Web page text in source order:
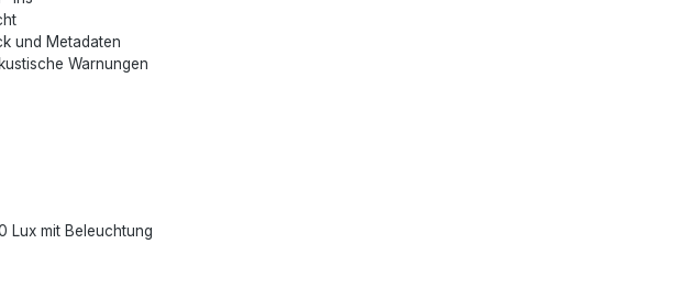
und Metadaten
Warnungen
Lux mit Beleuchtung